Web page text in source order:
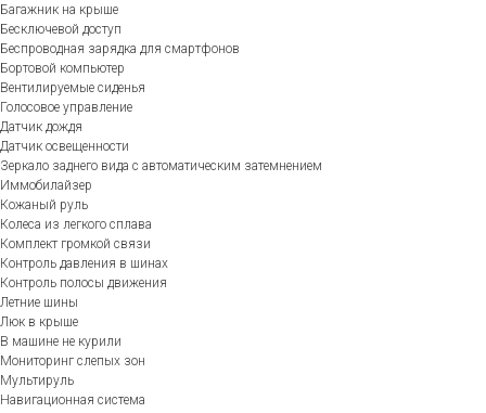
Багажник на крыше
Бесключевой доступ
Беспроводная зарядка для смартфонов
Бортовой компьютер
Вентилируемые сиденья
Голосовое управление
Датчик дождя
Датчик освещенности
Зеркало заднего вида с автоматическим затемнением
Иммобилайзер
Кожаный руль
Колеса из легкого сплава
Комплект громкой связи
Контроль давления в шинах
Контроль полосы движения
Летние шины
Люк в крыше
В машине не курили
Мониторинг слепых зон
Мультируль
Навигационная система